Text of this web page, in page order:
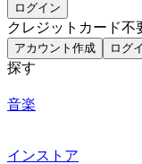
ログイン
クレジットカード不
アカウント作成 ログ
探す
音楽
インストア